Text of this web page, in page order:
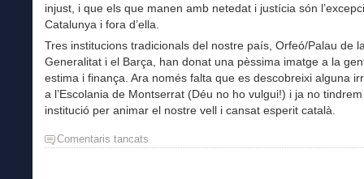
injust, i que els que manen amb netedat i justícia són
Catalunya i fora d’ella.
Tres institucions tradicionals del nostre país, Orfeó/Palau de
Generalitat i el Barça, han donat una pèssima imatge a la
estima i finança. Ara només falta que es descobreixi alguna
a l’Escolania de Montserrat (Déu no ho vulgui!) i ja no
institució per animar el nostre vell i cansat esperit català.
Comentaris tancats